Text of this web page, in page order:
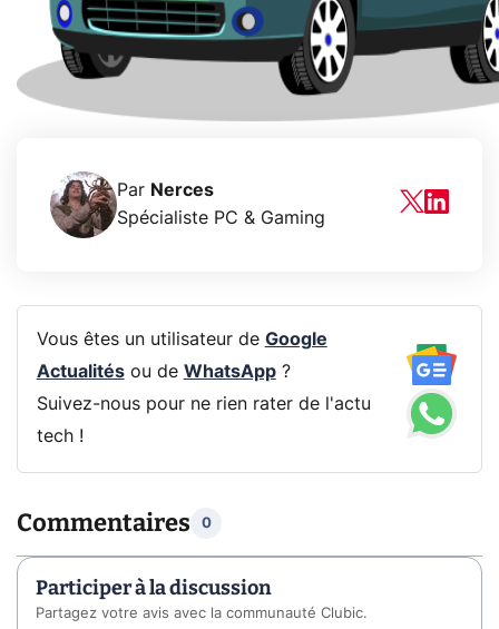
Par Nerces
Spécialiste PC & Gaming
Vous êtes un utilisateur de Google
Actualitésou de WhatsApp?
Suivez-nous pour ne rien rater de l'actu
tech !
Commentaires 0
Participer à la discussion
Partagez votre avis avec la communauté Clubic.